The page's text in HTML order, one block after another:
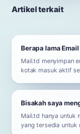
Artikel terkait
Berapa lama
Mail.td menyimpan
kotak masuk aktif
Bisakah saya
Mail.td hanya untuk
yang tersedia untuk